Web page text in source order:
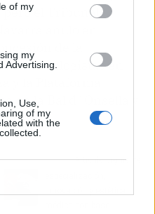
of my
my
Advertising.
Use,
of my
with the
pero el Tribunal
anuló en
de la
de Ecologistas en
y la Plataforma
en la Bal d´Onsella y
Artículo siguiente